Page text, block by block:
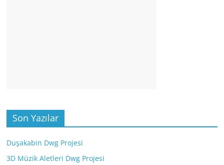
Son Yazılar
Duşakabin Dwg Projesi
3D Müzik Aletleri Dwg Projesi